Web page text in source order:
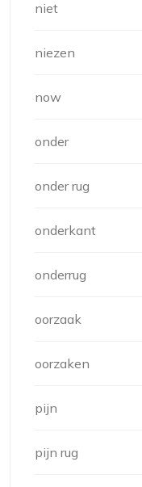
niet
niezen
now
onder
onder rug
onderkant
onderrug
oorzaak
oorzaken
pijn
pijn rug